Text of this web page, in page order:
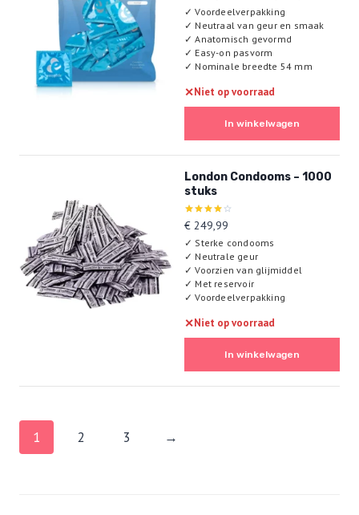
€ 27,99.
€ 19,99.
✓ Voordeelverpakking
✓ Neutraal van geur en smaak
✓ Anatomisch gevormd
✓ Easy-on pasvorm
✓ Nominale breedte 54 mm
✕Niet op voorraad
In winkelwagen
London Condooms – 1000
stuks
Gewaardeerd
4.00
uit 5
€ 249,99
✓ Sterke condooms
✓ Neutrale geur
✓ Voorzien van glijmiddel
✓ Met reservoir
✓ Voordeelverpakking
✕Niet op voorraad
In winkelwagen
1 2 3 →